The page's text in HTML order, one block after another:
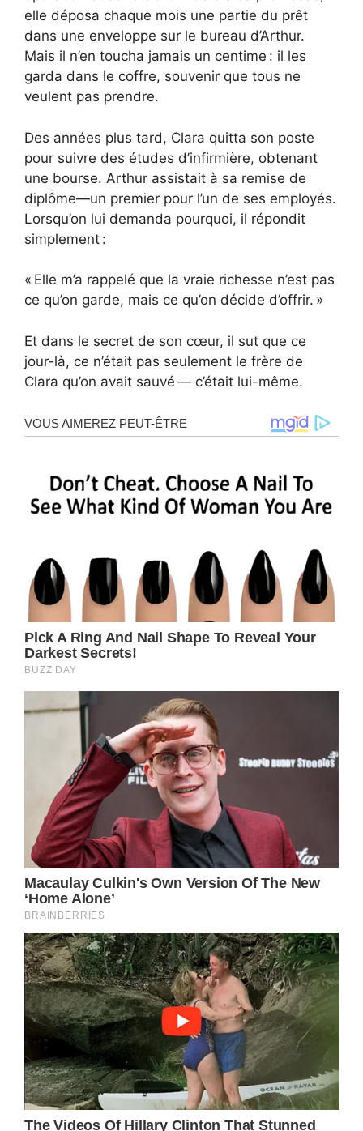
elle déposa chaque mois une partie du prêt
dans une enveloppe sur le bureau d’Arthur.
Mais il n’en toucha jamais un centime : il les
garda dans le coffre, souvenir que tous ne
veulent pas prendre.
Des années plus tard, Clara quitta son poste
pour suivre des études d’infirmière, obtenant
une bourse. Arthur assistait à sa remise de
diplôme—un premier pour l’un de ses employés.
Lorsqu’on lui demanda pourquoi, il répondit
simplement :
« Elle m’a rappelé que la vraie richesse n’est pas
ce qu’on garde, mais ce qu’on décide d’offrir. »
Et dans le secret de son cœur, il sut que ce
jour-là, ce n’était pas seulement le frère de
Clara qu’on avait sauvé — c’était lui-même.